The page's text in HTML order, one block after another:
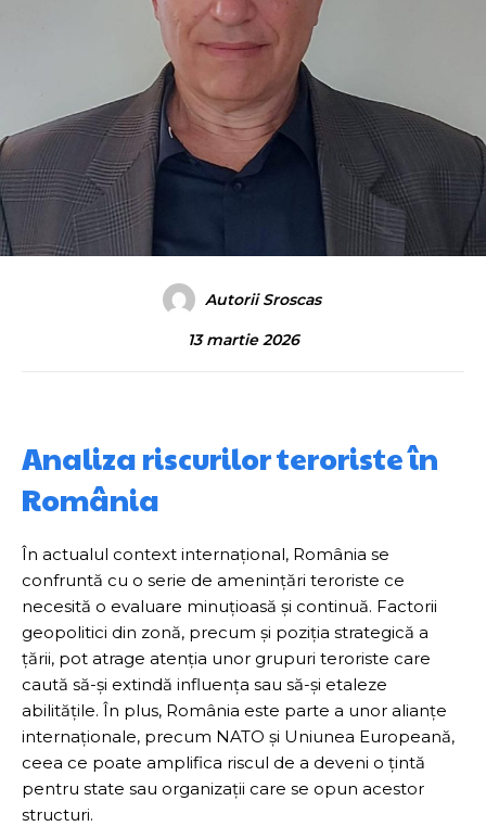
Autorii Sroscas
13 martie 2026
Analiza riscurilor teroriste în
România
În actualul context internațional, România se
confruntă cu o serie de amenințări teroriste ce
necesită o evaluare minuțioasă și continuă. Factorii
geopolitici din zonă, precum și poziția strategică a
țării, pot atrage atenția unor grupuri teroriste care
caută să-și extindă influența sau să-și etaleze
abilitățile. În plus, România este parte a unor alianțe
internaționale, precum NATO și Uniunea Europeană,
ceea ce poate amplifica riscul de a deveni o țintă
pentru state sau organizații care se opun acestor
structuri.